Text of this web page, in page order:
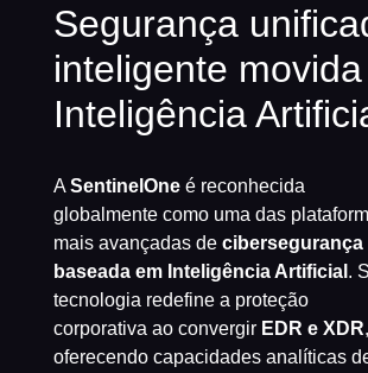
Segurança
inteligente
Inteligência
A SentinelOne é reconhecida
globalmente como uma das
mais avançadas de cibersegurança
baseada em Inteligência Artificial .
tecnologia redefine a proteção
corporativa ao convergir EDR e XDR,
oferecendo capacidades analíticas